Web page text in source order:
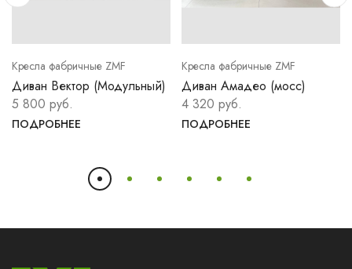
Кресла фабричные ZMF
Диван Вектор (Модульный)
5 800 руб.
ПОДРОБНЕЕ
Кресла фабричные ZMF
Диван Амадео (мосс)
4 320 руб.
ПОДРОБНЕЕ